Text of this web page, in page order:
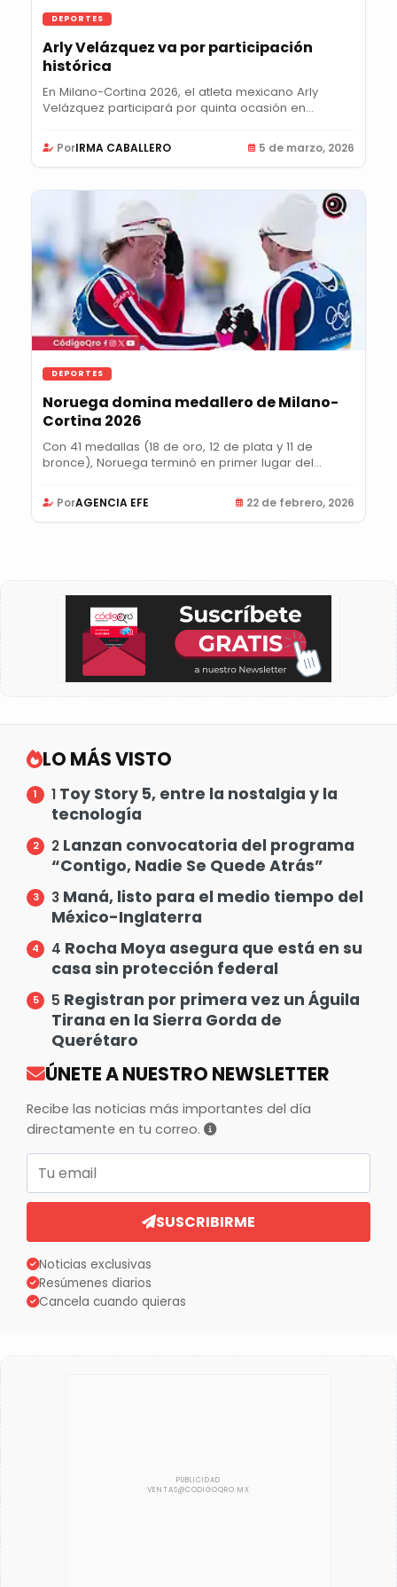
DEPORTES
Arly Velázquez va por participación
histórica
En Milano-Cortina 2026, el atleta mexicano Arly
Velázquez participará por quinta ocasión en
PorIRMA CABALLERO 5 de marzo, 2026
DEPORTES
Noruega domina medallero de Milano-
Cortina 2026
Con 41 medallas (18 de oro, 12 de plata y 11 de
bronce), Noruega terminó en primer lugar del...
PorAGENCIA EFE 22 de febrero, 2026
LO MÁS VISTO
1 Toy Story 5, entre la nostalgia y la
tecnología
2 Lanzan convocatoria del programa
“Contigo, Nadie Se Quede Atrás”
3 Maná, listo para el medio tiempo del
México-Inglaterra
4 Rocha Moya asegura que está en su
casa sin protección federal
5 Registran por primera vez un Águila
Tirana en la Sierra Gorda de
Querétaro
ÚNETE A NUESTRO NEWSLETTER
Recibe las noticias más importantes del día
directamente en tu correo.
Correo electrónico
SUSCRIBIRME
Noticias exclusivas
Resúmenes diarios
Cancela cuando quieras